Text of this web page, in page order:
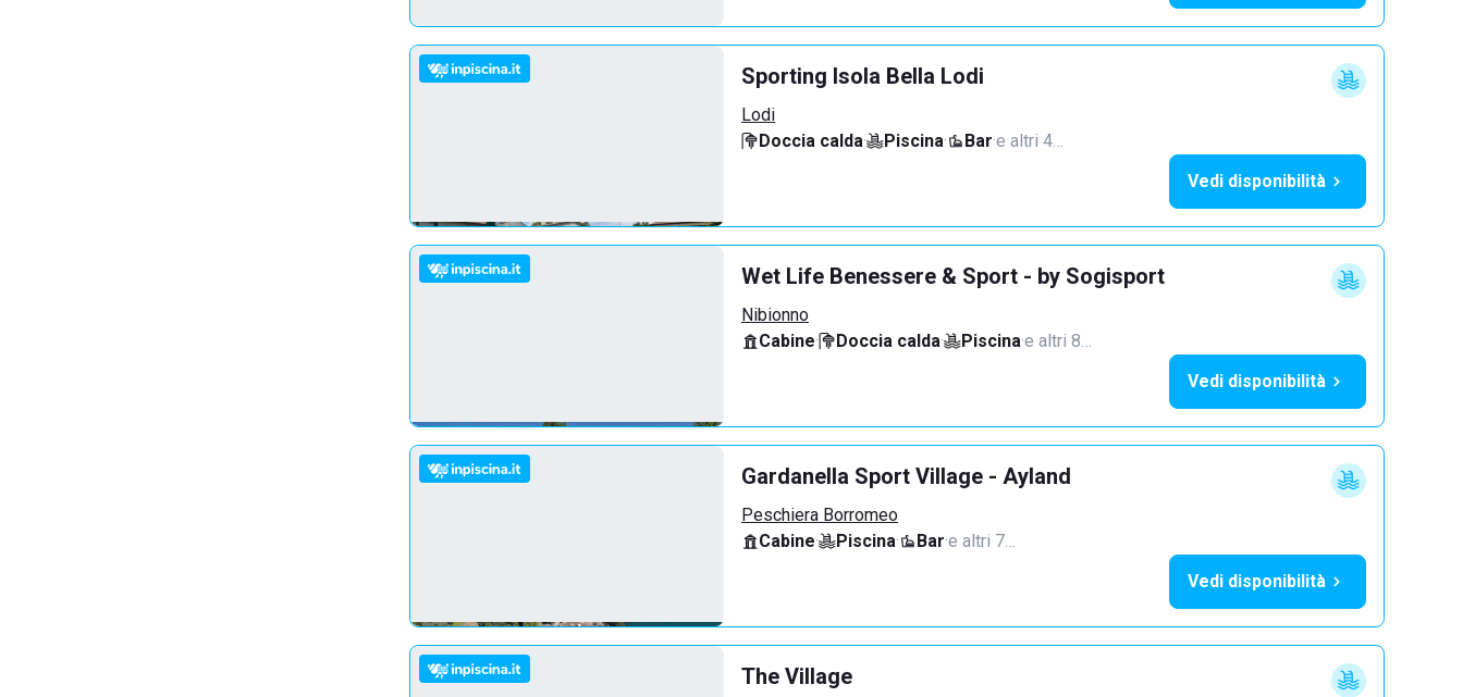
Sporting Isola Bella Lodi
Lodi
Doccia calda· Piscina· Bar·e altri 4…
Vedi disponibilità
Wet Life Benessere & Sport - by Sogisport
Nibionno
Cabine· Doccia calda· Piscina·e altri 8…
Vedi disponibilità
Gardanella Sport Village - Ayland
Peschiera Borromeo
Cabine· Piscina· Bar·e altri 7…
Vedi disponibilità
The Village